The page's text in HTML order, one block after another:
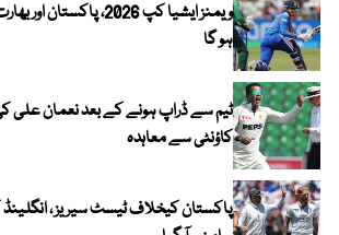
ویمنز ایشیا کپ 2026،
ہو گا
ٹیم سے ڈراپ ہونے کے بعد نعمان علی کی
کاؤنٹی سے معاہدہ